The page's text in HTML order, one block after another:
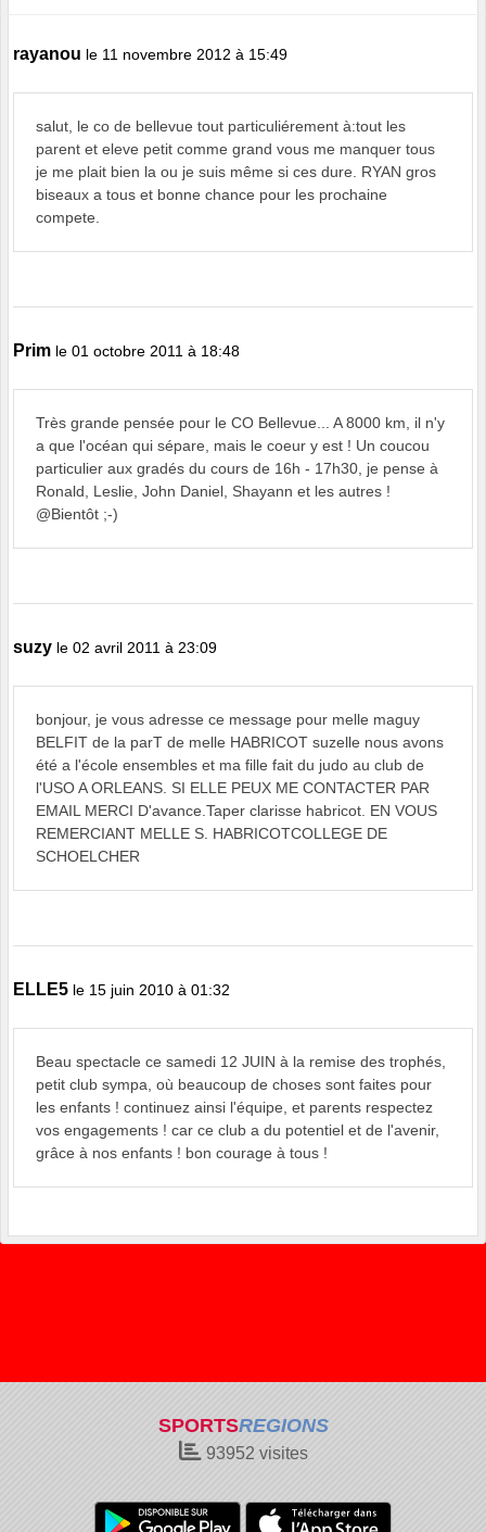
rayanou le 11 novembre 2012 à 15:49
salut, le co de bellevue tout particuliérement à:tout les
parent et eleve petit comme grand vous me manquer tous
je me plait bien la ou je suis même si ces dure. RYAN gros
biseaux a tous et bonne chance pour les prochaine
compete.
Prim le 01 octobre 2011 à 18:48
Très grande pensée pour le CO Bellevue... A 8000 km, il n'y
a que l'océan qui sépare, mais le coeur y est ! Un coucou
particulier aux gradés du cours de 16h - 17h30, je pense à
Ronald, Leslie, John Daniel, Shayann et les autres !
@Bientôt ;-)
suzy le 02 avril 2011 à 23:09
bonjour, je vous adresse ce message pour melle maguy
BELFIT de la parT de melle HABRICOT suzelle nous avons
été a l'école ensembles et ma fille fait du judo au club de
l'USO A ORLEANS. SI ELLE PEUX ME CONTACTER PAR
EMAIL MERCI D'avance.Taper clarisse habricot. EN VOUS
REMERCIANT MELLE S. HABRICOTCOLLEGE DE
SCHOELCHER
ELLE5 le 15 juin 2010 à 01:32
Beau spectacle ce samedi 12 JUIN à la remise des trophés,
petit club sympa, où beaucoup de choses sont faites pour
les enfants ! continuez ainsi l'équipe, et parents respectez
vos engagements ! car ce club a du potentiel et de l'avenir,
grâce à nos enfants ! bon courage à tous !
SPORTSREGIONS
93952 visites